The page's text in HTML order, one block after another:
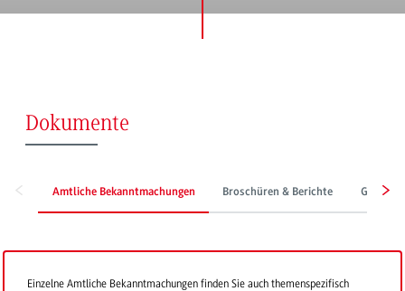
Dokumente
Amtliche Bekanntmachungen Broschüren & Berichte
Einzelne Amtliche Bekanntmachungen finden Sie auch themenspezifisch